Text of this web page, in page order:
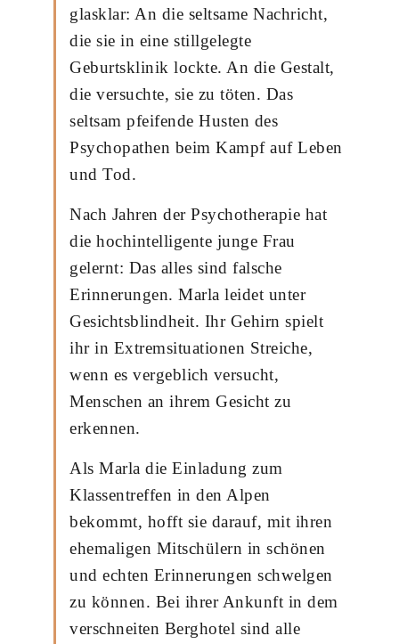
glasklar: An die seltsame Nachricht,
die sie in eine stillgelegte
Geburtsklinik lockte. An die Gestalt,
die versuchte, sie zu töten. Das
seltsam pfeifende Husten des
Psychopathen beim Kampf auf Leben
und Tod.
Nach Jahren der Psychotherapie hat
die hochintelligente junge Frau
gelernt: Das alles sind falsche
Erinnerungen. Marla leidet unter
Gesichtsblindheit. Ihr Gehirn spielt
ihr in Extremsituationen Streiche,
wenn es vergeblich versucht,
Menschen an ihrem Gesicht zu
erkennen.
Als Marla die Einladung zum
Klassentreffen in den Alpen
bekommt, hofft sie darauf, mit ihren
ehemaligen Mitschülern in schönen
und echten Erinnerungen schwelgen
zu können. Bei ihrer Ankunft in dem
verschneiten Berghotel sind alle